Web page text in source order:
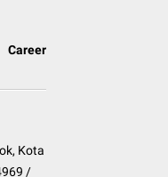
Career
Kota
/